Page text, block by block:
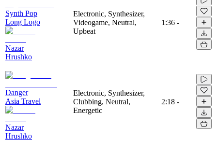
Synth Pop
Long Logo
Nazar
Hrushko
Electronic, Synthesizer,
Videogame, Neutral,
Upbeat
1:36 -
Danger
Asia Travel
Nazar
Hrushko
Electronic, Synthesizer,
Clubbing, Neutral,
Energetic
2:18 -